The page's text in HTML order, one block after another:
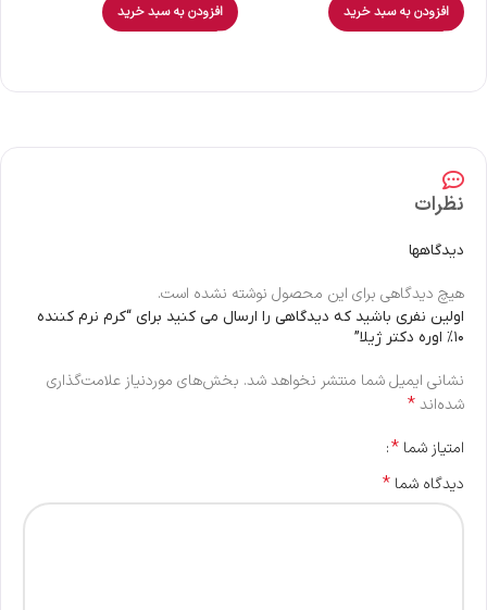
افزودن به سبد خرید افزودن به سبد خرید
نظرات
دیدگاهها
هیچ دیدگاهی برای این محصول نوشته نشده است.
اولین نفری باشید که دیدگاهی را ارسال می کنید برای “کرم نرم کننده
۱۰% اوره دکتر ژیلا”
نشانی ایمیل شما منتشر نخواهد شد. بخش‌های موردنیاز علامت‌گذاری
شده‌اند*
امتیاز شما *
دیدگاه شما *